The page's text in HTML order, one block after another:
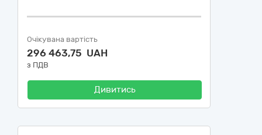
Очікувана вартість
296 463,75 UAH
з ПДВ
Дивитись